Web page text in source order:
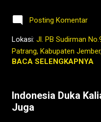
jember,kopi
sama
mereka
untuk
serta
Tetap
Posting Komentar
Lokasi: Jl. PB Sudirman
Patrang, Kabupaten
BACA SELENGKAPNYA
Indonesia Duka
Juga